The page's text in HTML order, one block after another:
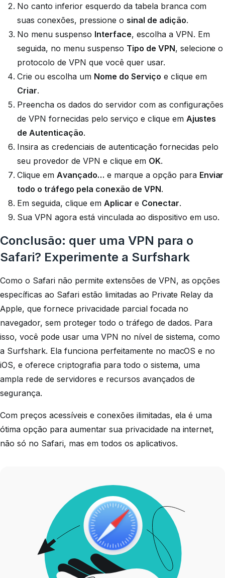
No canto inferior esquerdo da tabela branca com
suas conexões, pressione o sinal de adição.
No menu suspenso Interface, escolha a VPN. Em
seguida, no menu suspenso Tipo de VPN, selecione o
protocolo de VPN que você quer usar.
Crie ou escolha um Nome do Serviço e clique em
Criar.
Preencha os dados do servidor com as configurações
de VPN fornecidas pelo serviço e clique em Ajustes
de Autenticação.
Insira as credenciais de autenticação fornecidas pelo
seu provedor de VPN e clique em OK.
Clique em Avançado… e marque a opção para Enviar
todo o tráfego pela conexão de VPN.
Em seguida, clique em Aplicar e Conectar.
Sua VPN agora está vinculada ao dispositivo em uso.
Conclusão: quer uma VPN para o
Safari? Experimente a Surfshark
Como o Safari não permite extensões de VPN, as opções
específicas ao Safari estão limitadas ao Private Relay da
Apple, que fornece privacidade parcial focada no
navegador, sem proteger todo o tráfego de dados. Para
isso, você pode usar uma VPN no nível de sistema, como
a Surfshark. Ela funciona perfeitamente no macOS e no
iOS, e oferece criptografia para todo o sistema, uma
ampla rede de servidores e recursos avançados de
segurança.
Com preços acessíveis e conexões ilimitadas, ela é uma
ótima opção para aumentar sua privacidade na internet,
não só no Safari, mas em todos os aplicativos.